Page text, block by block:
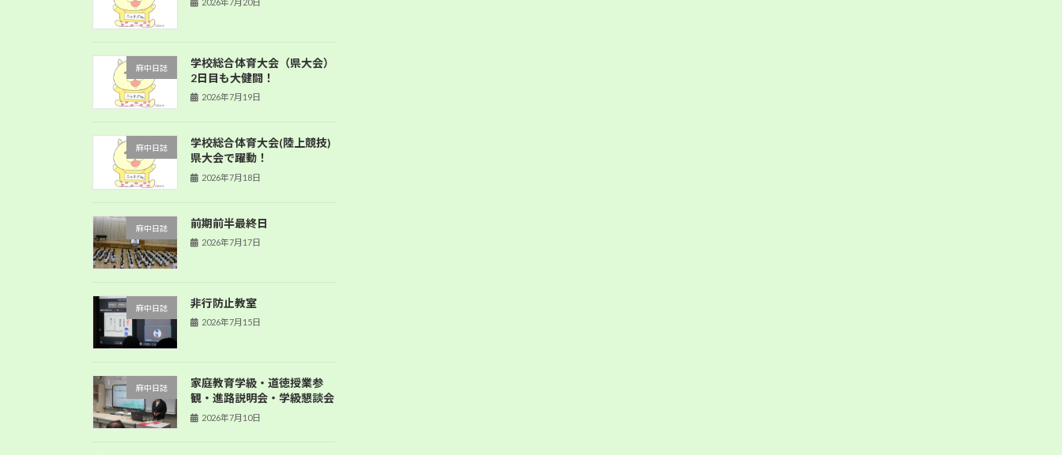
麻中日誌
学校総合体育大会（県大会）
2日目も大健闘！
2026年7月19日
麻中日誌
学校総合体育大会(陸上競技)
県大会で躍動！
2026年7月18日
麻中日誌 前期前半最終日
2026年7月17日
麻中日誌 非行防止教室
2026年7月15日
麻中日誌
家庭教育学級・道徳授業参
観・進路説明会・学級懇談会
2026年7月10日